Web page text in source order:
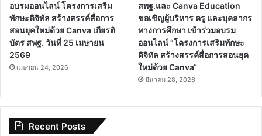
อบรมออนไลน์ โครงการเสริม
ทักษะดิจิทัล สร้างสรรค์สื่อการ
สอนยุคใหม่ด้วย Canva เกียรติ
บัตร สพฐ. วันที่ 25 เมษายน
2569
เมษายน 24, 2026
สพฐ.และ Canva Education
ขอเชิญผู้บริหาร ครู และบุคลากร
ทางการศึกษา เข้าร่วมอบรม
ออนไลน์ “โครงการเสริมทักษะ
ดิจิทัล สร้างสรรค์สื่อการสอนยุค
ใหม่ด้วย Canva“
มีนาคม 28, 2026
Recent Posts